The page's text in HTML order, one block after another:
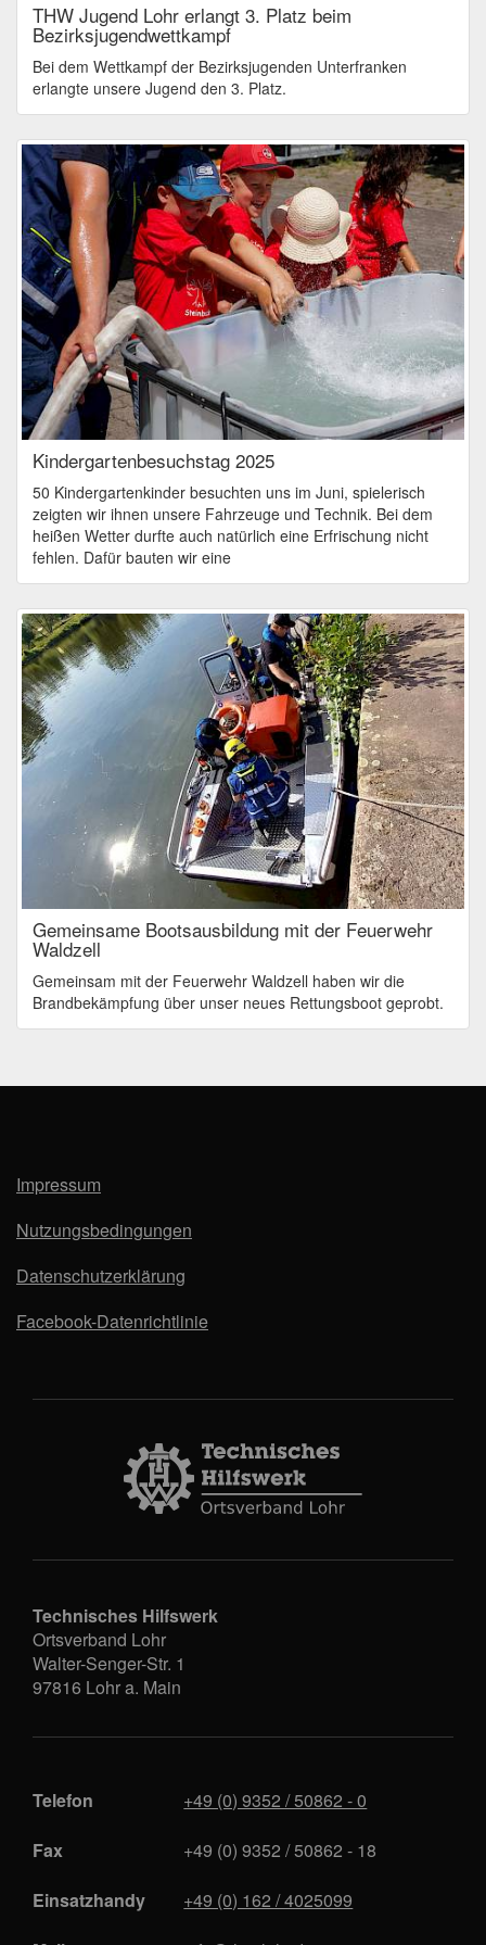
THW Jugend Lohr erlangt 3. Platz beim
Bezirksjugendwettkampf
Bei dem Wettkampf der Bezirksjugenden Unterfranken
erlangte unsere Jugend den 3. Platz.
Kindergartenbesuchstag 2025
50 Kindergartenkinder besuchten uns im Juni, spielerisch
zeigten wir ihnen unsere Fahrzeuge und Technik. Bei dem
heißen Wetter durfte auch natürlich eine Erfrischung nicht
fehlen. Dafür bauten wir eine
Gemeinsame Bootsausbildung mit der Feuerwehr
Waldzell
Gemeinsam mit der Feuerwehr Waldzell haben wir die
Brandbekämpfung über unser neues Rettungsboot geprobt.
Impressum
Nutzungsbedingungen
Datenschutzerklärung
Facebook-Datenrichtlinie
Technisches Hilfswerk
Ortsverband Lohr
Walter-Senger-Str. 1
97816 Lohr a. Main
Telefon
+49 (0) 9352 / 50862 - 0
Fax
+49 (0) 9352 / 50862 - 18
Einsatzhandy
+49 (0) 162 / 4025099